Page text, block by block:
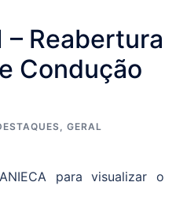
Reabertura
Condução
, GERAL
para visualizar o